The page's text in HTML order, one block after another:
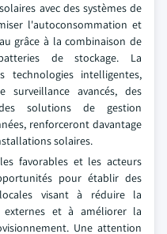
avec des systèmes de
l'autoconsommation et
grâce à la combinaison de
de stockage. La
intelligentes,
surveillance avancés, des
solutions de gestion
renforceront davantage
solaires.
favorables et les acteurs
pour établir des
visant à réduire la
externes et à améliorer la
Une attention